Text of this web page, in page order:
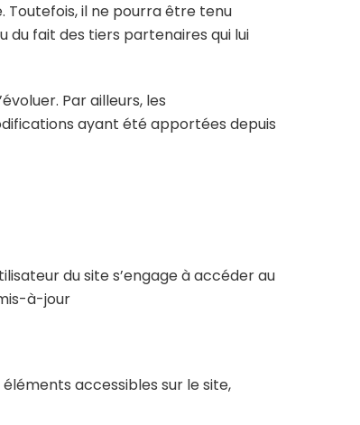
Toutefois, il ne pourra être tenu
du fait des tiers partenaires qui lui
Par ailleurs, les
ayant été apportées depuis
du site s’engage à accéder au
à-jour
accessibles sur le site,